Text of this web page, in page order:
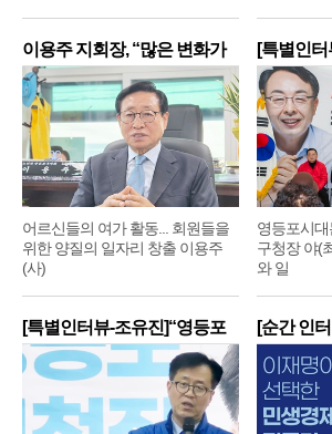
이용주 지회장, “많은 변화가
어르신들의 여가 활동... 회원들을
위한 양질의 일자리 창출 이용주
(사)
[특별인터
영등포시
구청장 야(
와 일
[특별인터뷰-조유진]“영등포
구
[순간 인
구